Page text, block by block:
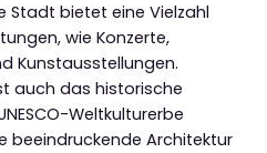
Stadt bietet eine Vielzahl
wie Konzerte,
Kunstausstellungen.
auch das historische
Weltkulturerbe
beeindruckende Architektur